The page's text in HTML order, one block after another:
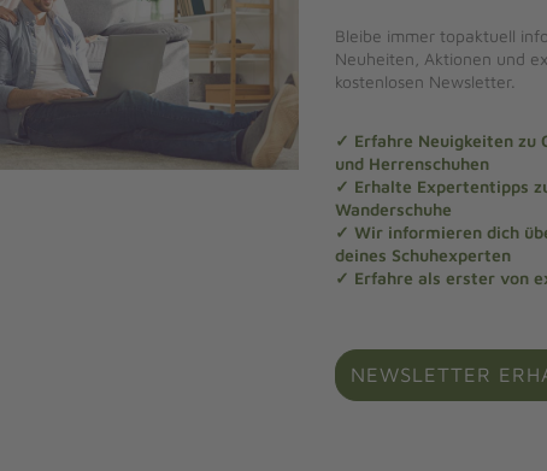
Bleibe immer topaktuell
Neuheiten, Aktionen und
kostenlosen Newsletter.
✓ Erfahre Neuigkeiten zu
und Herrenschuhen
✓ Erhalte Expertentipps
Wanderschuhe
✓ Wir informieren dich
deines Schuhexperten
✓ Erfahre als erster von
NEWSLETTER